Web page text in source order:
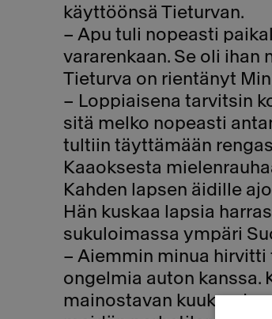
käyttöönsä Tieturvan.
– Apu tuli nopeasti
vararenkaan. Se oli ihan
Tieturva on rientänyt
– Loppiaisena tarvitsin
sitä melko nopeasti
tultiin täyttämään
Kaaoksesta
Kahden lapsen äidille
Hän kuskaa lapsia
sukuloimassa ympäri
– Aiemmin minua hirvitti
ongelmia auton kanssa.
mainostavan